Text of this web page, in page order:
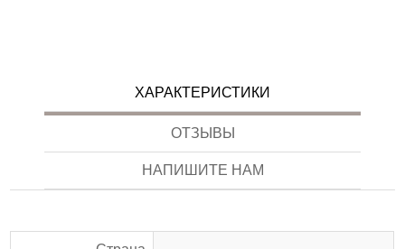
ХАРАКТЕРИСТИКИ
ОТЗЫВЫ
НАПИШИТЕ НАМ